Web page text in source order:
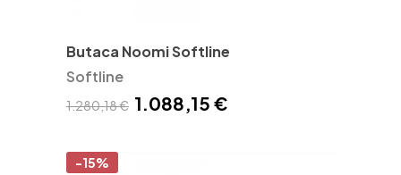
Butaca Noomi Softline
Softline
1.280,18 € 1.088,15 €
-15%